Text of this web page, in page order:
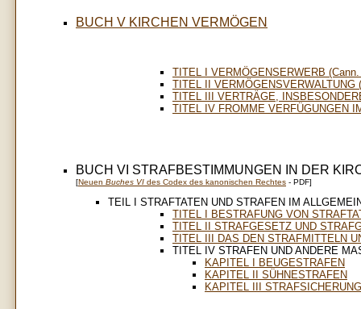
BUCH V KIRCHEN VERMÖGEN
TITEL I VERMÖGENSERWERB
TITEL II VERMÖGENSVERWALTUNG
TITEL III VERTRÄGE,
TITEL IV FROMME VERFÜGUNGEN
BUCH VI STRAFBESTIMMUNGEN IN DER
[Neuen Buches VI des Codex des kanonischen Rechtes - PDF]
TEIL I STRAFTATEN UND STRAFEN IM
TITEL I BESTRAFUNG VON
TITEL II STRAFGESETZ UND
TITEL III DAS DEN STRAFMITTELN
TITEL IV STRAFEN UND ANDERE
KAPITEL I BEUGESTRAFEN
KAPITEL II SÜHNESTRAFEN
KAPITEL III